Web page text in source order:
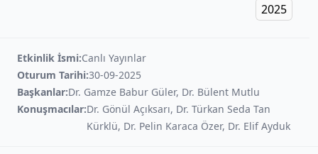
2025
Etkinlik İsmi:Canlı Yayınlar
Oturum Tarihi:30-09-2025
Başkanlar:Dr. Gamze Babur Güler, Dr. Bülent Mutlu
Konuşmacılar:Dr. Gönül Açıksarı, Dr. Türkan Seda Tan
Kürklü, Dr. Pelin Karaca Özer, Dr. Elif Ayduk